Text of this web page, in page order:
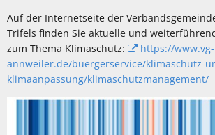
Auf der Internetseite der
Trifels finden Sie aktuelle und
zum Thema Klimaschutz:
https://www.vg-
annweiler.de/buergerservice/klimaschutz-
klimaanpassung/klimaschutzmanagement/